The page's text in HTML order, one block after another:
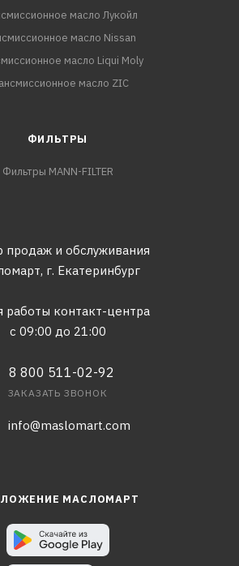
масло Лукойл
масло Nissan
масло Liqui Moly
масло ZIC
ФИЛЬТРЫ
Фильтры MANN-FILTER
продаж и обслуживания
г. Екатеринбург
работы контакт-центра
с 09:00 до 21:00
8 800 511-02-92
ЗАКАЗАТЬ ЗВОНОК
info@maslomart.com
МАСЛОМАРТ